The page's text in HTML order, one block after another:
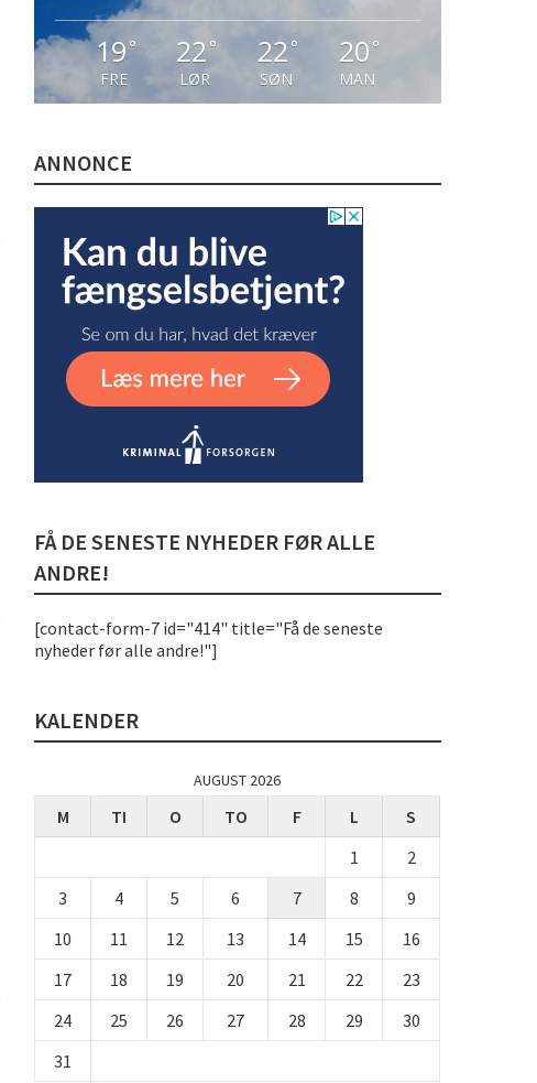
19°
FRE
22°
LØR
22 °
SØN
20 °
MAN
ANNONCE
FÅ DE SENESTE NYHEDER FØR ALLE
ANDRE!
[contact-form-7 id="414" title="Få de seneste
nyheder før alle andre!"]
KALENDER
AUGUST 2026
M TI O TO F L
S
1
2
3
4 5 6 7 8
9
10
11 12 13 14 15
16
17
18 19 20 21 22
23
24
25 26 27 28 29
30
31